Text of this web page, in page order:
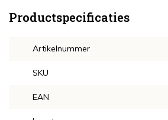
Productspecificaties
Artikelnummer
SKU
EAN